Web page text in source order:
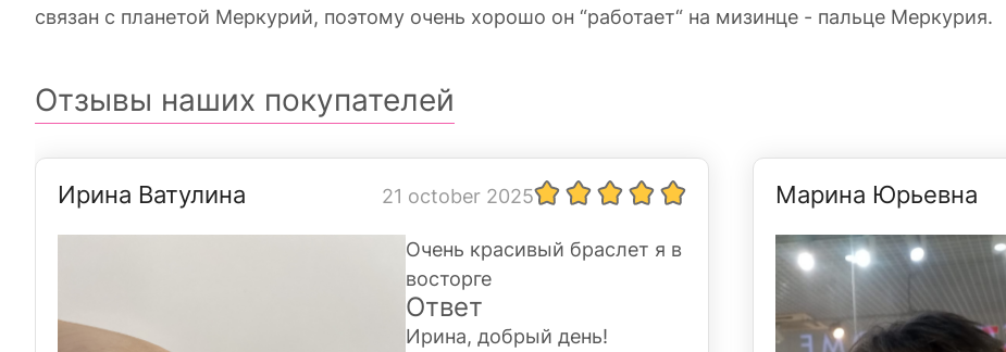
связан с планетой Меркурий, поэтому очень хорошо он “работает“ на мизинце - пальце Меркурия.
Отзывы наших покупателей
Ирина Ватулина 21 october 2025
Очень красивый браслет я в
восторге
Ответ
Ирина, добрый день!
Марина Юрьевна